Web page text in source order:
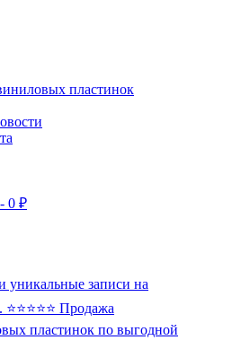
пластинок
- 0 ₽
уникальные записи на
Продажа
пластинок по выгодной